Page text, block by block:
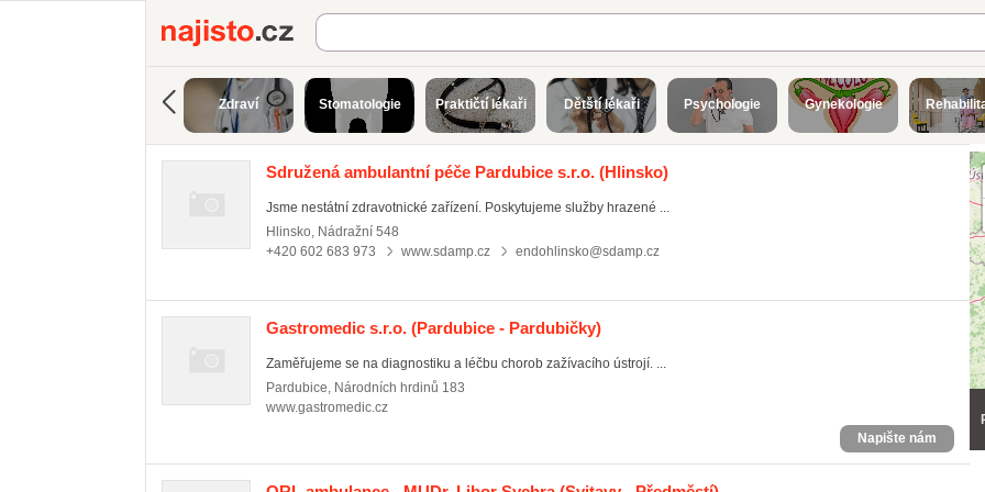
Najisto.cz
Zdraví Stomatologie Praktičtí lékaři Dětští lékaři Psychologie Gynekologie
Sdružená ambulantní péče Pardubice s.r.o. (Hlinsko)
Jsme nestátní zdravotnické zařízení. Poskytujeme služby hrazené ...
Hlinsko, Nádražní 548
+420 602 683 973
www.sdamp.cz endohlinsko@sdamp.cz
Gastromedic s.r.o. (Pardubice - Pardubičky)
Zaměřujeme se na diagnostiku a léčbu chorob zažívacího ústrojí. ...
Pardubice, Národních hrdinů 183
www.gastromedic.cz
Napište nám